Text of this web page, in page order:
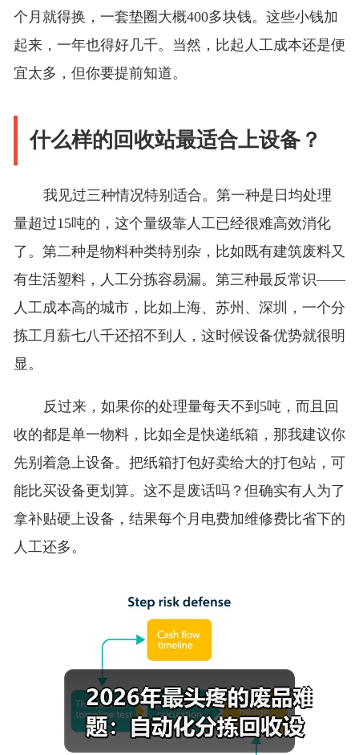
个月就得换，一套垫圈大概400多块钱。这些小钱加
起来，一年也得好几千。当然，比起人工成本还是便
宜太多，但你要提前知道。
什么样的回收站最适合上设备？
我见过三种情况特别适合。第一种是日均处理
量超过15吨的，这个量级靠人工已经很难高效消化
了。第二种是物料种类特别杂，比如既有建筑废料又
有生活塑料，人工分拣容易漏。第三种最反常识——
人工成本高的城市，比如上海、苏州、深圳，一个分
拣工月薪七八千还招不到人，这时候设备优势就很明
显。
反过来，如果你的处理量每天不到5吨，而且回
收的都是单一物料，比如全是快递纸箱，那我建议你
先别着急上设备。把纸箱打包好卖给大的打包站，可
能比买设备更划算。这不是废话吗？但确实有人为了
拿补贴硬上设备，结果每个月电费加维修费比省下的
人工还多。